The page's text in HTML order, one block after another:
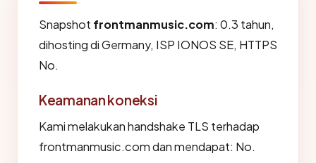
Snapshot frontmanmusic.com: 0.3 tahun,
dihosting di Germany, ISP IONOS SE, HTTPS
No.
Keamanan koneksi
Kami melakukan handshake TLS terhadap
frontmanmusic.com dan mendapat: No.